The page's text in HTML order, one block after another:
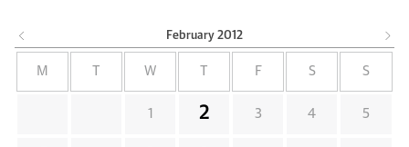
February 2012
M W F S S
1 2 3 4 5